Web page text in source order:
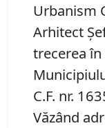
Urbanism
Arhitect
trecerea
C.F. nr.
Văzând